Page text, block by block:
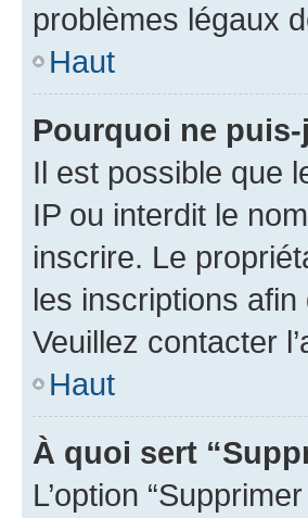
problèmes légaux
Haut
Pourquoi ne
Il est possible que
IP ou interdit le
inscrire. Le
les inscriptions afin
Veuillez contacter
Haut
À quoi sert
L’option